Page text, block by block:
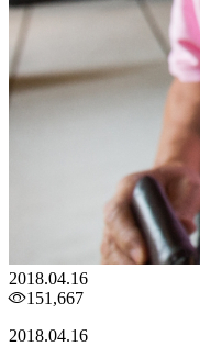
2018.04.16
151,667
2018.04.16